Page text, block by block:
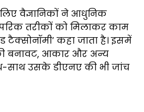
वैज्ञानिकों ने आधुनिक
तरीकों को मिलाकर काम
टैक्सोनॉमी’ कहा जाता है। इसमें
बनावट, आकार और अन्य
साथ उसके डीएनए की भी जांच